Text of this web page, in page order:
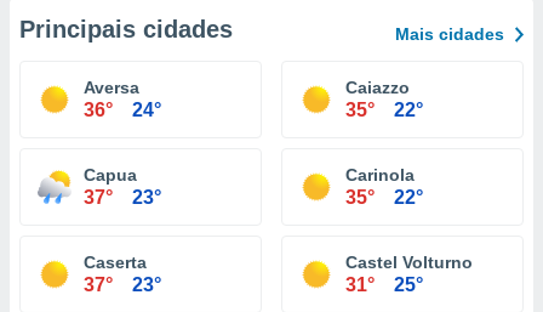
Principais cidades Mais cidades
Aversa
36° 24°
Caiazzo
35° 22°
Capua
37° 23°
Carinola
35° 22°
Caserta
37° 23°
Castel Volturno
31° 25°